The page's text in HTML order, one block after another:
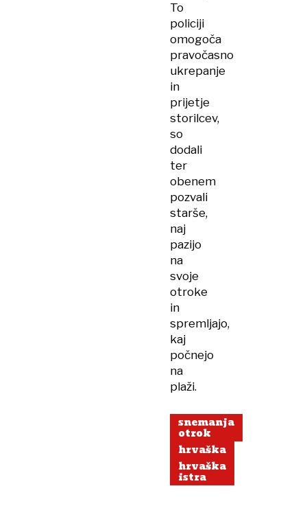
To
policiji
omogoča
pravočasno
ukrepanje
in
prijetje
storilcev,
so
dodali
ter
obenem
pozvali
starše,
naj
pazijo
na
svoje
otroke
in
spremljajo,
kaj
počnejo
na
plaži.
snemanja
otrok
hrvaška
hrvaška
istra